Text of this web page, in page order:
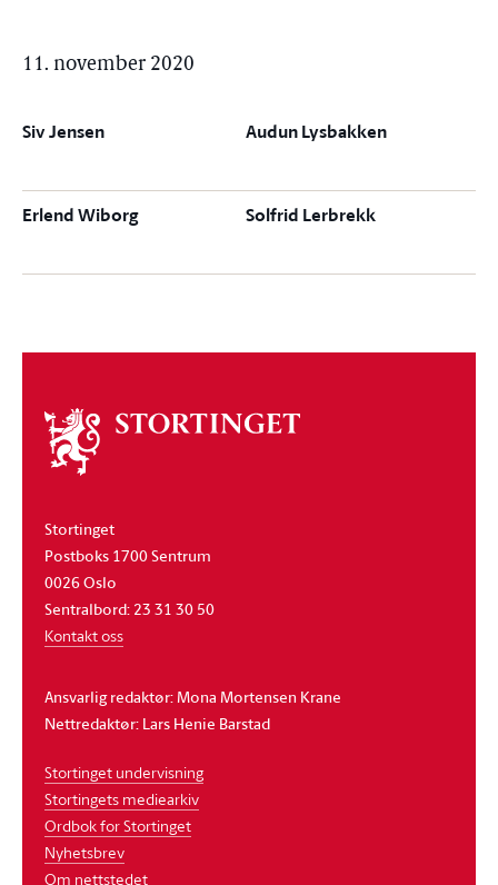
11. november 2020
Siv Jensen Audun Lysbakken
Erlend Wiborg Solfrid Lerbrekk
Om
stortinget
Stortinget
Postboks 1700 Sentrum
0026 Oslo
Sentralbord: 23 31 30 50
Kontakt oss
Ansvarlig redaktør: Mona Mortensen Krane
Nettredaktør: Lars Henie Barstad
Stortinget undervisning
Stortingets mediearkiv
Ordbok for Stortinget
Nyhetsbrev
Om nettstedet